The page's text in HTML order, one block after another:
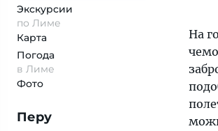
Экскурсии
по Лиме
Карта
Погода
в Лиме
Фото
Перу
На